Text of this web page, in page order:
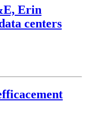
Erin
centers